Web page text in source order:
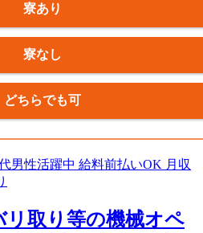
寮あり
寮なし
どちらでも可
リ取り等の機械オペ